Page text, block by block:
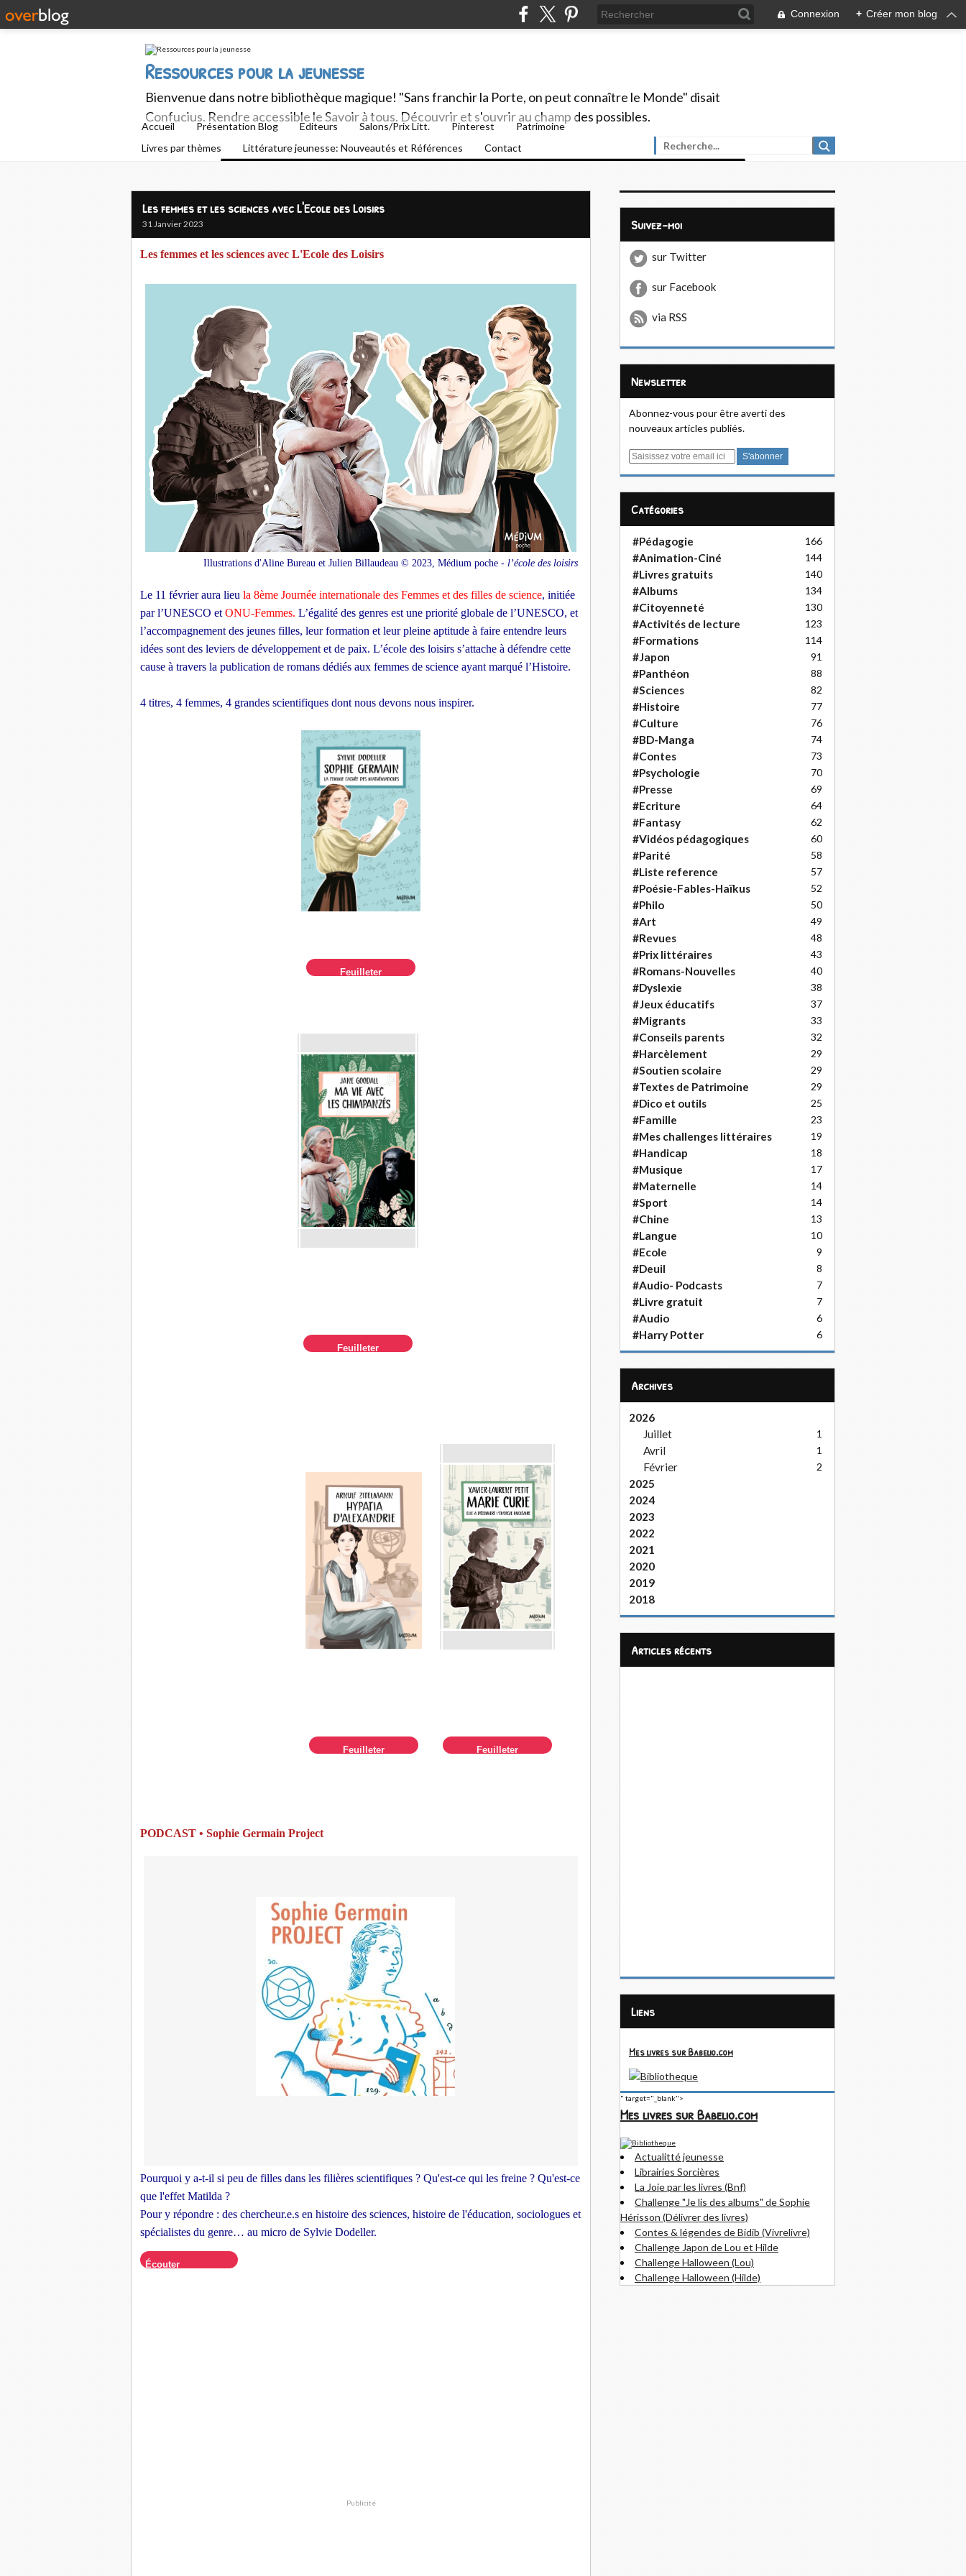
Connexion + Créer mon blog
Ressources pour la jeunesse
Bienvenue dans notre bibliothèque magique! "Sans franchir la Porte, on peut connaître le Monde" disait
Confucius. Rendre accessible le Savoir à tous. Découvrir et s'ouvrir au champ des possibles.
Accueil Présentation Blog Editeurs Salons/Prix Litt. Pinterest
Patrimoine
Livres par thèmes
Littérature jeunesse: Nouveautés et Références Contact
Les femmes et les sciences avec L'Ecole des Loisirs
31 Janvier 2023
Les femmes et les sciences avec L'Ecole des Loisirs
Illustrations d'Aline Bureau et Julien Billaudeau © 2023, Médium poche - l’école des loisirs
Le 11 février aura lieu la 8ème Journée internationale des Femmes et des filles de science, initiée
par l’UNESCO et ONU-Femmes. L’égalité des genres est une priorité globale de l’UNESCO, et
l’accompagnement des jeunes filles, leur formation et leur pleine aptitude à faire entendre leurs
idées sont des leviers de développement et de paix. L’école des loisirs s’attache à défendre cette
cause à travers la publication de romans dédiés aux femmes de science ayant marqué l’Histoire.
4 titres, 4 femmes, 4 grandes scientifiques dont nous devons nous inspirer.
Feuilleter
Feuilleter
Feuilleter Feuilleter
PODCAST • Sophie Germain Project
Pourquoi y a-t-il si peu de filles dans les filières scientifiques ? Qu'est-ce qui les freine ? Qu'est-ce
que l'effet Matilda ?
Pour y répondre : des chercheur.e.s en histoire des sciences, histoire de l'éducation, sociologues et
spécialistes du genre… au micro de Sylvie Dodeller.
Écouter
Publicité
Suivez-moi
sur Twitter
sur Facebook
via RSS
Newsletter
Abonnez-vous pour être averti des
nouveaux articles publiés.
E
Catégories
#Pédagogie 166
#Animation-Ciné 144
#Livres gratuits 140
#Albums 134
#Citoyenneté 130
#Activités de lecture 123
#Formations 114
#Japon 91
#Panthéon 88
#Sciences 82
#Histoire 77
#Culture 76
#BD-Manga 74
#Contes 73
#Psychologie 70
#Presse 69
#Ecriture 64
#Fantasy 62
#Vidéos pédagogiques 60
#Parité 58
#Liste reference 57
#Poésie-Fables-Haïkus 52
#Philo 50
#Art 49
#Revues 48
#Prix littéraires 43
#Romans-Nouvelles 40
#Dyslexie 38
#Jeux éducatifs 37
#Migrants 33
#Conseils parents 32
#Harcèlement 29
#Soutien scolaire 29
#Textes de Patrimoine 29
#Dico et outils 25
#Famille 23
#Mes challenges littéraires 19
#Handicap 18
#Musique 17
#Maternelle 14
#Sport 14
#Chine 13
#Langue 10
#Ecole 9
#Deuil 8
#Audio- Podcasts 7
#Livre gratuit 7
#Audio 6
#Harry Potter 6
Archives
2026
Juillet
1
Avril 1
Février 2
2025
2024
2023
2022
2021
2020
2019
2018
articles récents
Liens
Mes livres sur Babelio.com
" target="_blank">
Mes livres sur Babelio.com
Actualitté jeunesse
Librairies Sorcières
La Joie par les livres (Bnf)
Challenge "Je lis des albums" de Sophie
Hérisson (Délivrer des livres)
Contes & légendes de Bidib (Vivrelivre)
Challenge Japon de Lou et Hilde
Challenge Halloween (Lou)
Challenge Halloween (Hilde)